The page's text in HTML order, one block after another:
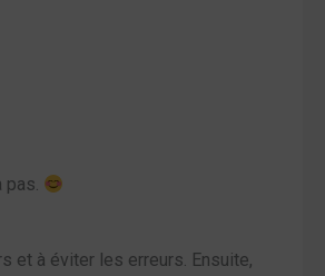
pas.
et à éviter les erreurs. Ensuite,